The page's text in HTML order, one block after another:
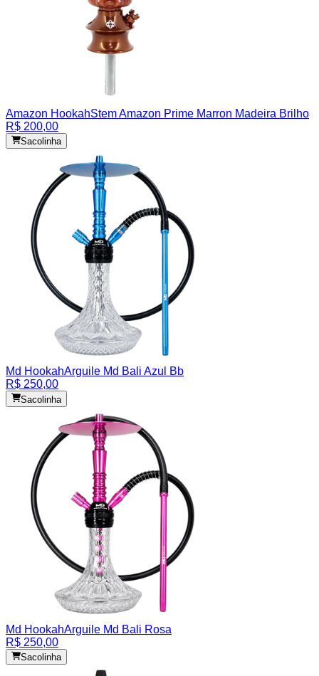
Amazon HookahStem Amazon Prime Marron Madeira Brilho
R$ 200,00
Sacolinha
Md HookahArguile Md Bali Azul Bb
R$ 250,00
Sacolinha
Md HookahArguile Md Bali Rosa
R$ 250,00
Sacolinha